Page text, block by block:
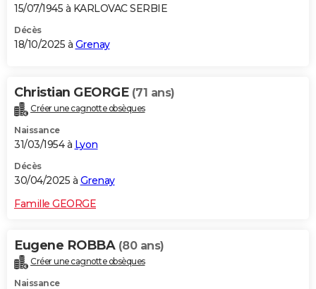
S'inscrire
Se connecter
Lycées
Collèges
Primaires
Universités
Entreprises
Service militaire
Avis de recherche
AVIS DE DÉCÈS
Bricolage
Lifestyle
Culture
Sport
Auto
Television
Voyage
Cinema
15/07/1945 à KARLOVAC SERBIE
Décès
18/10/2025 à Grenay
Christian GEORGE (71 ans)
Créer une cagnotte obsèques
Naissance
31/03/1954 à Lyon
Décès
30/04/2025 à Grenay
Famille GEORGE
Eugene ROBBA (80 ans)
Créer une cagnotte obsèques
Naissance